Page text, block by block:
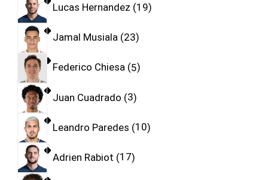
Lucas Hernandez 19
Jamal Musiala 23
Federico Chiesa 5
Juan Cuadrado 3
Leandro Paredes 10
Adrien Rabiot 17